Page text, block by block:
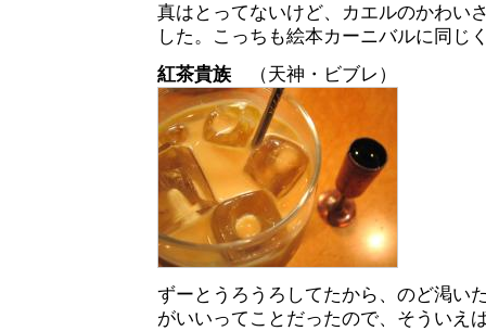
真はとってないけど、カエルのかわい
した。こっちも絵本カーニバルに同じ
紅茶貴族 （天神・ビブレ）
ずーとうろうろしてたから、のど渇い
がいいってことだったので、そういえ